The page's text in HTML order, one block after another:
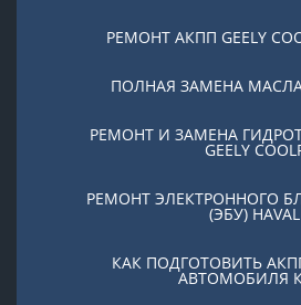
РЕМОНТ АКПП GEELY
ПОЛНАЯ ЗАМЕНА МАСЛА
РЕМОНТ И ЗАМЕНА
GEELY
РЕМОНТ ЭЛЕКТРОННОГО
(ЭБУ)
КАК ПОДГОТОВИТЬ
АВТОМОБИЛЯ